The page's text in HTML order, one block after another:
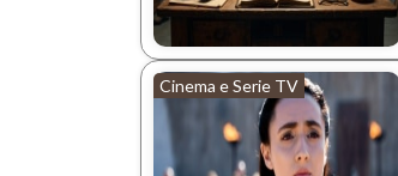
Cinema e Serie TV